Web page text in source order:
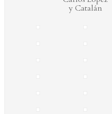
y Catalán